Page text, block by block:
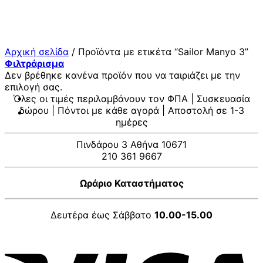
Αρχική σελίδα / Προϊόντα με ετικέτα “Sailor Manyo 3”
Φιλτράρισμα
Δεν βρέθηκε κανένα προϊόν που να ταιριάζει με την
επιλογή σας.
Όλες οι τιμές περιλαμβάνουν τον ΦΠΑ | Συσκευασία
δώρου | Πόντοι με κάθε αγορά | Αποστολή σε 1-3
ημέρες
Πινδάρου 3 Αθήνα 10671
210 361 9667
Ωράριο Καταστήματος
Δευτέρα έως Σάββατο 10.00-15.00